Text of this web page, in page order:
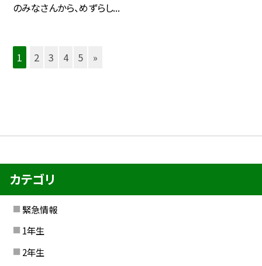
のみなさんから、めずらし...
1 2 3 4 5 »
カテゴリ
緊急情報
1年生
2年生